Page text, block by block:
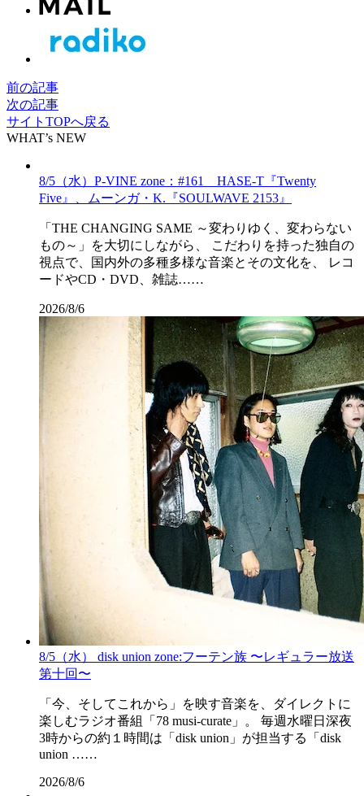
前の記事
次の記事
サイトTOPへ戻る
WHAT’s NEW
8/5（水）P-VINE zone：#161 HASE-T『Twenty
Five』、ムーンガ・K.『SOULWAVE 2153』
「THE CHANGING SAME ～変わりゆく、変わらない
もの～」を大切にしながら、 こだわりを持った独自の
視点で、国内外の多種多様な音楽とその文化を、 レコ
ードやCD・DVD、雑誌……
2026/8/6
8/5（水） disk union zone:フーテン族 〜レギュラー放送
第十回〜
「今、そしてこれから」を映す音楽を、ダイレクトに
楽しむラジオ番組「78 musi-curate」。 毎週水曜日深夜
3時からの約１時間は「disk union」が担当する「disk
union ……
2026/8/6